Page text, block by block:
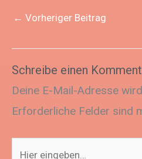
← Vorheriger Beitrag
Schreibe einen
Deine E-Mail-Adresse
Erforderliche Felder sind